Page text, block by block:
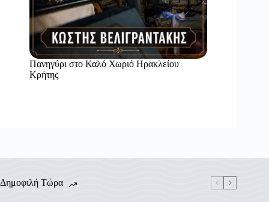
Πανηγύρι στο Καλό Χωριό Ηρακλείου
Κρήτης
Δημοφιλή Τώρα